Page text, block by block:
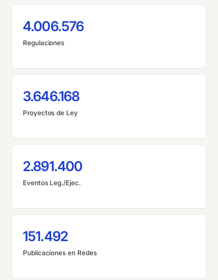
4.006.576
Regulaciones
3.646.168
Proyectos de Ley
2.891.400
Eventos Leg./Ejec.
151.492
Publicaciones en Redes